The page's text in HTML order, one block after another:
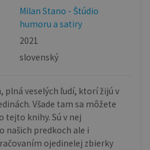
Milan Stano - Štúdio
humoru a satiry
2021
slovenský
plná veselých ľudí, ktorí žijú v
Všade tam sa môžete
tejto knihy. Sú v nej
našich predkoch ale i
ojedinelej zbierky